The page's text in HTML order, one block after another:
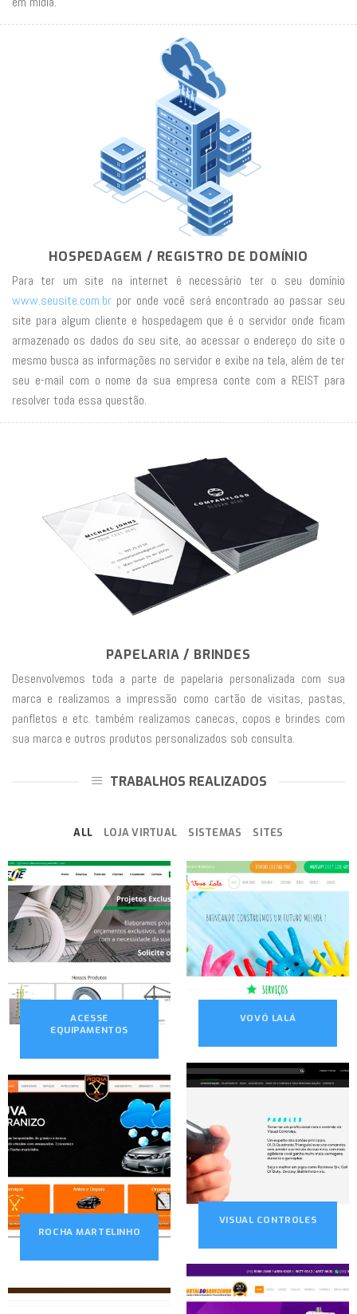
HOSPEDAGEM / REGISTRO DE DOMÍNIO
Para ter um site na internet é necessário ter o seu domínio
www.seusite.com.br por onde você será encontrado ao passar seu
site para algum cliente e hospedagem que é o servidor onde ficam
armazenado os dados do seu site, ao acessar o endereço do site o
mesmo busca as informações no servidor e exibe na tela, além de ter
seu e-mail com o nome da sua empresa conte com a REIST para
resolver toda essa questão.
PAPELARIA / BRINDES
Desenvolvemos toda a parte de papelaria personalizada com sua
marca e realizamos a impressão como cartão de visitas, pastas,
panfletos e etc. também realizamos canecas, copos e brindes com
sua marca e outros produtos personalizados sob consulta.
TRABALHOS REALIZADOS
ALL LOJA VIRTUAL SISTEMAS SITES
ACESSE
EQUIPAMENTOS
VOVÓ LALÁ
VISUAL CONTROLES
ROCHA MARTELINHO